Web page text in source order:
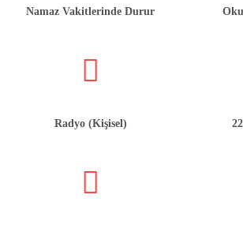
Namaz Vakitlerinde Durur
Radyo (Kişisel)